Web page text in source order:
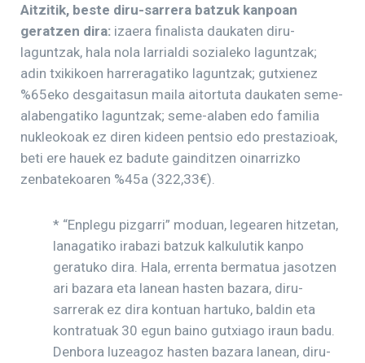
Aitzitik, beste diru-sarrera batzuk kanpoan
geratzen dira: izaera finalista daukaten diru-
laguntzak, hala nola larrialdi sozialeko laguntzak;
adin txikikoen harreragatiko laguntzak; gutxienez
%65eko desgaitasun maila aitortuta daukaten seme-
alabengatiko laguntzak; seme-alaben edo familia
nukleokoak ez diren kideen pentsio edo prestazioak,
beti ere hauek ez badute gainditzen oinarrizko
zenbatekoaren %45a (322,33€).
* “Enplegu pizgarri” moduan, legearen hitzetan,
lanagatiko irabazi batzuk kalkulutik kanpo
geratuko dira. Hala, errenta bermatua jasotzen
ari bazara eta lanean hasten bazara, diru-
sarrerak ez dira kontuan hartuko, baldin eta
kontratuak 30 egun baino gutxiago iraun badu.
Denbora luzeagoz hasten bazara lanean, diru-